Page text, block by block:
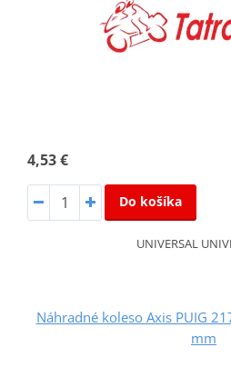
4,53 €
Do košíka
UNIVERSAL
Náhradné koleso Axis PUIG
mm